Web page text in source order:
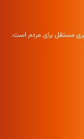
مستقل برای مردم است.